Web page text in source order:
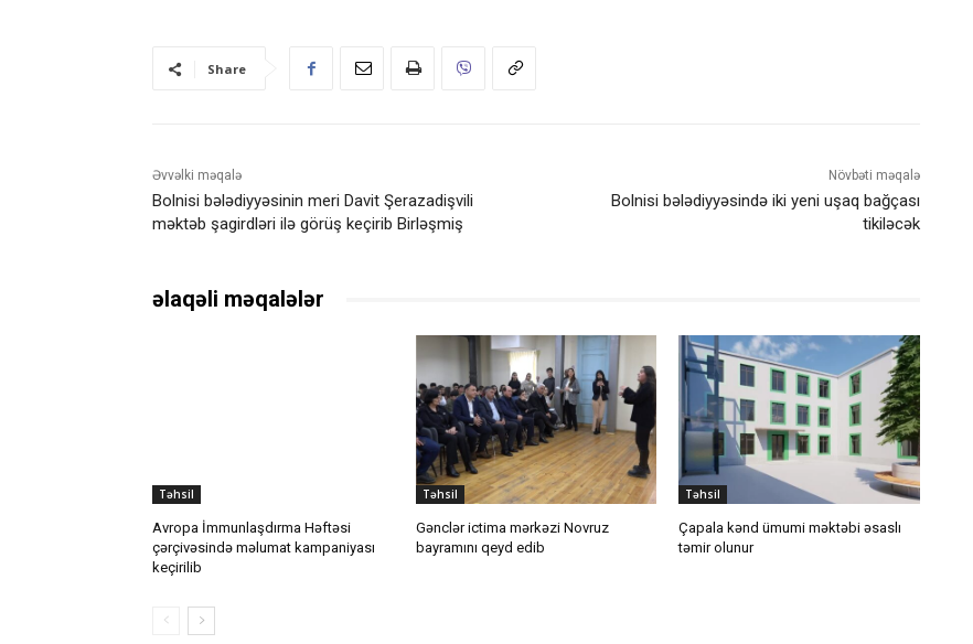
Share
Əvvəlki məqalə
Bolnisi bələdiyyəsinin meri Davit Şerazadişvili
məktəb şagirdləri ilə görüş keçirib Birləşmiş
Növbəti məqalə
Bolnisi bələdiyyəsində iki yeni uşaq bağçası
tikiləcək
əlaqəli məqalələr
Təhsil
Avropa İmmunlaşdırma Həftəsi
çərçivəsində məlumat kampaniyası
keçirilib
Təhsil
Gənclər ictima mərkəzi Novruz
bayramını qeyd edib
Təhsil
Çapala kənd ümumi məktəbi əsaslı
təmir olunur